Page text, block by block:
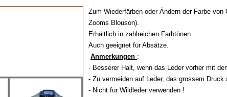
Zum Wiederfärben oder Ändern der Farbe
Zooms Blouson).
Erhältlich in zahlreichen Farbtönen.
Auch geeignet für Absätze.
Anmerkungen :
- Besserer Halt, wenn das Leder vorher mit
- Zu vermeiden auf Leder, das grossem
- Nicht für Wildleder verwenden !